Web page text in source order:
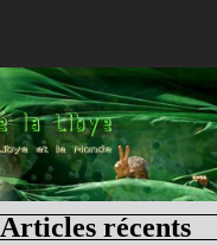
Articles récents